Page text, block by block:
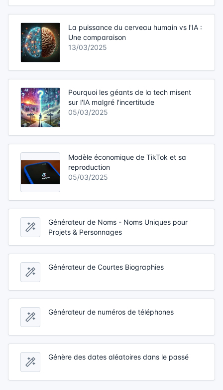
La puissance du cerveau humain vs l'IA :
Une comparaison
13/03/2025
Pourquoi les géants de la tech misent
sur l'IA malgré l'incertitude
05/03/2025
Modèle économique de TikTok et sa
reproduction
05/03/2025
Générateur de Noms - Noms Uniques pour
Projets & Personnages
Générateur de Courtes Biographies
Générateur de numéros de téléphones
Génère des dates aléatoires dans le passé